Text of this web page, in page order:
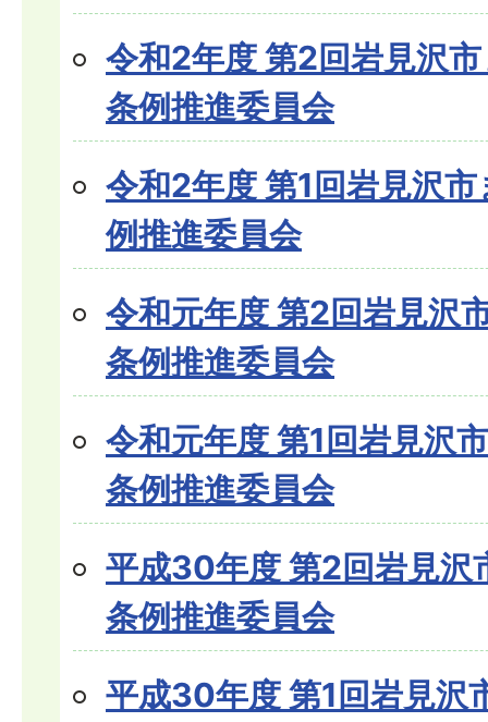
令和2年度 第2回岩見沢
条例推進委員会
令和2年度 第1回岩見沢
例推進委員会
令和元年度 第2回岩見沢
条例推進委員会
令和元年度 第1回岩見沢
条例推進委員会
平成30年度 第2回岩見沢
条例推進委員会
平成30年度 第1回岩見沢